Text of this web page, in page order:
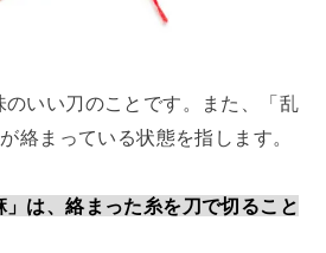
のいい刀のことです。また、「乱
絡まっている状態を指します。
」は、絡まった糸を刀で切ること